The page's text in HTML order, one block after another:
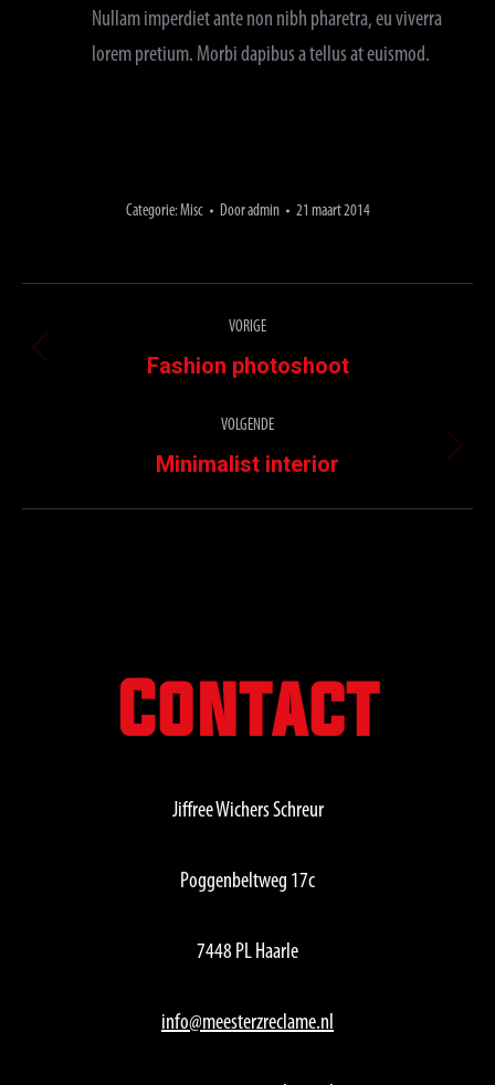
Nullam imperdiet ante non nibh pharetra, eu viverra
lorem pretium. Morbi dapibus a tellus at euismod.
Categorie: Misc Dooradmin 21 maart 2014
navigation
VORIGE
Previous
Fashion photoshoot
VOLGENDE
Next
Minimalist interior
Contact
Jiffree Wichers Schreur
Poggenbeltweg 17c
7448 PL Haarle
info@meesterzreclame.nl